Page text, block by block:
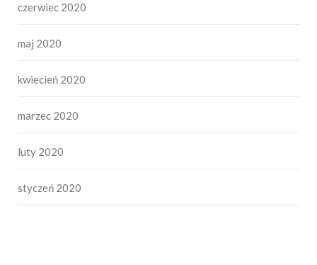
czerwiec 2020
maj 2020
kwiecień 2020
marzec 2020
luty 2020
styczeń 2020